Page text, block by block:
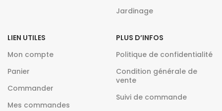
Jardinage
LIEN UTILES
Mon compte
Panier
Commander
Mes commandes
PLUS D’INFOS
Politique de confidentialité
Condition générale de
vente
Suivi de commande